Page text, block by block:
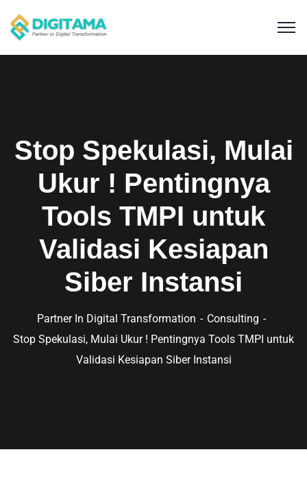
Stop Spekulasi, Mulai
Ukur ! Pentingnya
Tools TMPI untuk
Validasi Kesiapan
Siber Instansi
Partner In Digital Transformation
Consulting
Stop Spekulasi, Mulai Ukur ! Pentingnya Tools TMPI untuk
Validasi Kesiapan Siber Instansi